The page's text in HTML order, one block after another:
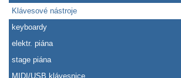
Klávesové nástroje
keyboardy
elektr. piána
stage piána
MIDI/USB klávesnice